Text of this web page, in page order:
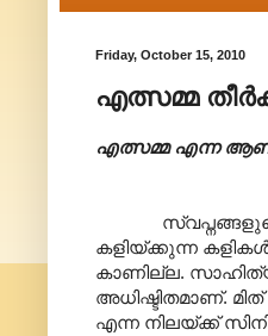
Friday, October 15, 2010
എത്സമ്മ
എത്സമ്മ എന്ന ആൺ
സ്വപ്നങ്ങളുടെ
കളിയ്ക്കുന്ന
കാണില്ല.
അധിഷ്ടിതമാണ്.
എന്ന നിലയ്ക്ക്